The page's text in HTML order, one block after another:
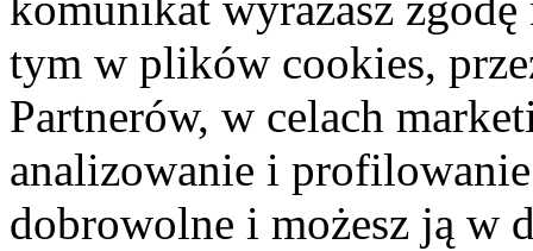
tym w plików cookies,
Partnerów, w celach
analizowanie i
dobrowolne i możesz ją w